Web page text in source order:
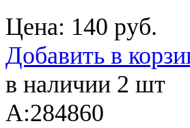
Цена: 140 руб.
Добавить в
в наличии 2 шт
A:284860